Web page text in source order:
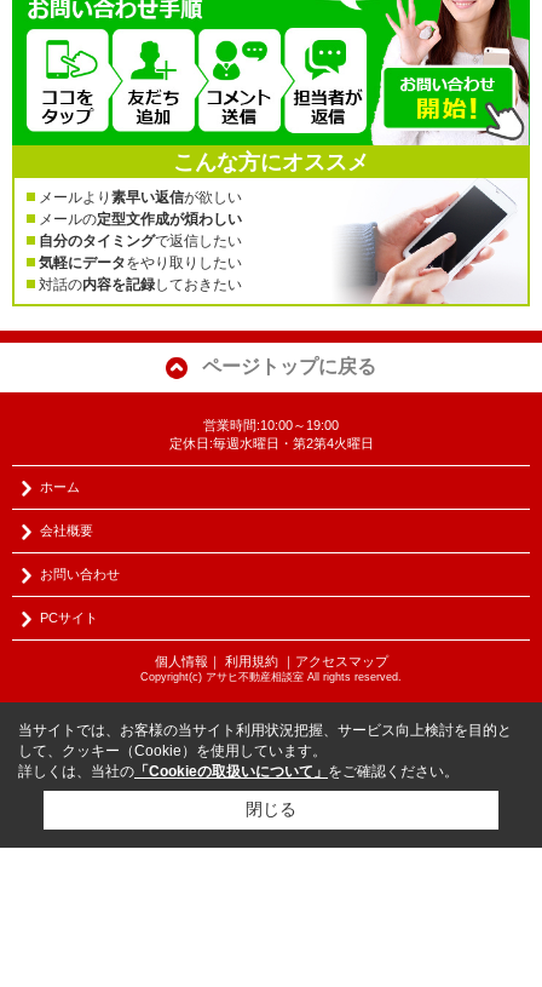
こんな方にオススメ
メールより 素早い返信が欲しい
メールの定型文作成が煩わしい
自分のタイミングで返信したい
気軽にデータをやり取りしたい
対話の内容を記録しておきたい
ページトップに戻る
営業時間:10:00～19:00
定休日:毎週水曜日・第2第4火曜日
ホーム
会社概要
お問い合わせ
PCサイト
個人情報 ｜ 利用規約｜ アクセスマップ
Copyright(c) アサヒ不動産相談室 All rights reserved.
当サイトでは、お客様の当サイト利用状況把握、サービス向上検討を目的と
して、クッキー（Cookie）を使用しています。
詳しくは、当社の 「Cookieの取扱いについて」 をご確認ください。
閉じる